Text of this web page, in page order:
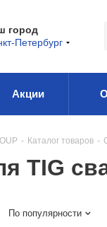
город
Петербург
Акции
- Каталог товаров -
TIG
По популярности